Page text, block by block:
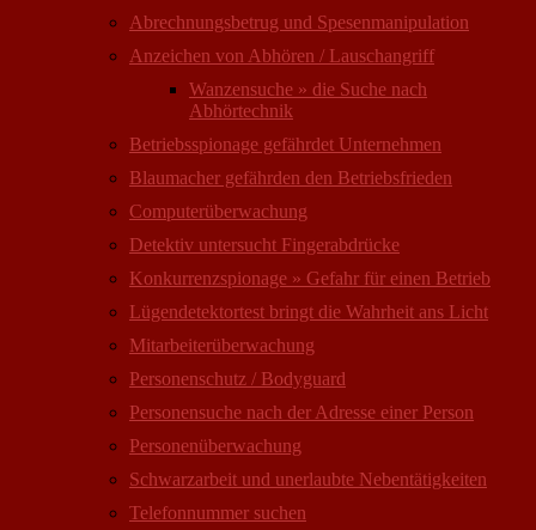
Abrechnungsbetrug und Spesenmanipulation
Anzeichen von Abhören / Lauschangriff
Wanzensuche » die Suche nach
Abhörtechnik
Betriebsspionage gefährdet Unternehmen
Blaumacher gefährden den Betriebsfrieden
Computer­überwachung
Detektiv untersucht Fingerabdrücke
Konkurrenzspionage » Gefahr für einen Betrieb
Lügendetektortest bringt die Wahrheit ans Licht
Mitarbeiter­überwachung
Personenschutz / Bodyguard
Personensuche nach der Adresse einer Person
Personen­überwachung
Schwarzarbeit und unerlaubte Nebentätigkeiten
Telefonnummer suchen